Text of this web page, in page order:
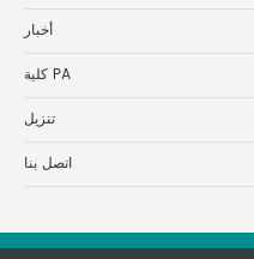
أخبار
كلية PA
تنزيل
اتصل بنا